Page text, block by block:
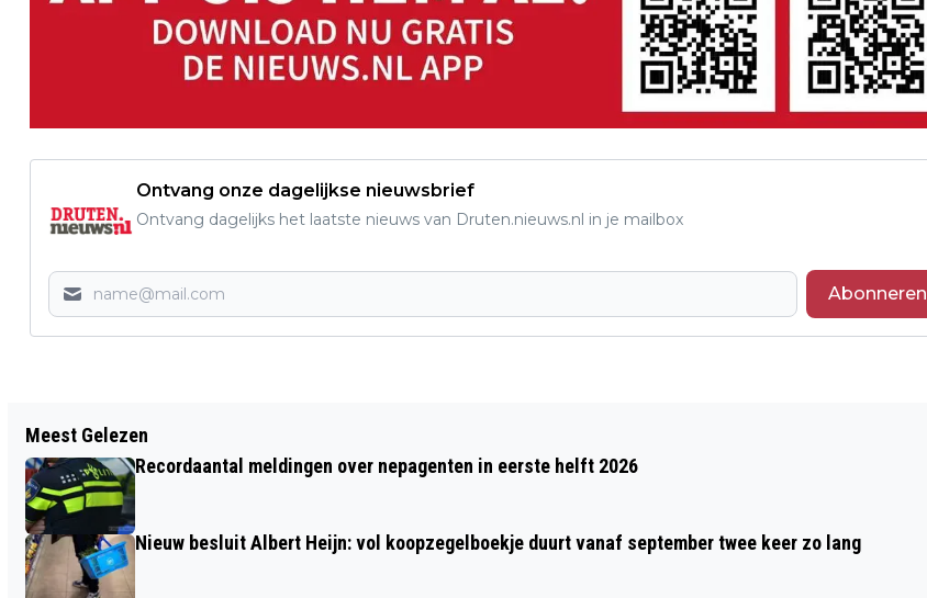
Ontvang onze dagelijkse nieuwsbrief
Ontvang dagelijks het laatste nieuws van Druten.nieuws.nl in je mailbox
Abonneren
GA ZATERDAG 4 JULI MEE OP
ONTDEKKINGSTOCHT DOOR DE
AFFERDENSCHE EN DEESTSE WAARDEN
TIJDENS KOMENDE JAARWISSELING
Meest Gelezen
Recordaantal meldingen over nepagenten in eerste helft 2026
Nieuw besluit Albert Heijn: vol koopzegelboekje duurt vanaf september twee keer zo lang